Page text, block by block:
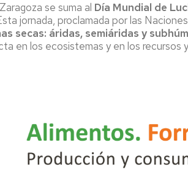
se suma al Día Mundial de
jornada, proclamada por las
secas: áridas, semiáridas y
en los ecosistemas y en los